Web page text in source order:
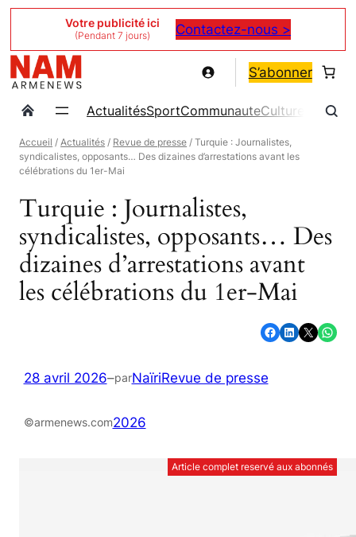
contenu
Votre publicité ici
(Pendant 7 jours) Contactez-nous >
S’abonner
ActualitésSportCommunauteCulture
Accueil /Actualités / Revue de presse / Turquie : Journalistes,
syndicalistes, opposants… Des dizaines d’arrestations avant les
célébrations du 1er-Mai
Turquie : Journalistes,
syndicalistes, opposants… Des
dizaines d’arrestations avant
les célébrations du 1er-Mai
Partager sur Facebook Partager sur LinkedIn Partager sur X Partager sur WhatsApp
28 avril 2026–parNaïriRevue de presse
©armenews.com2026
Article complet reservé aux abonnés